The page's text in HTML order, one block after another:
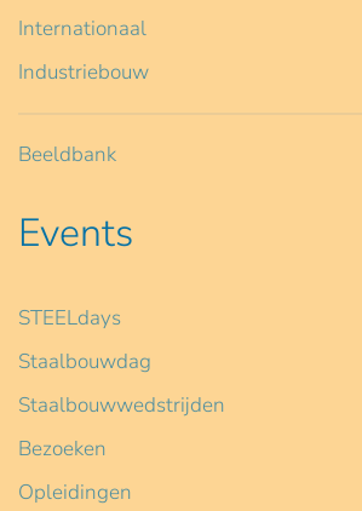
Internationaal
Industriebouw
Beeldbank
Events
STEELdays
Staalbouwdag
Staalbouwwedstrijden
Bezoeken
Opleidingen